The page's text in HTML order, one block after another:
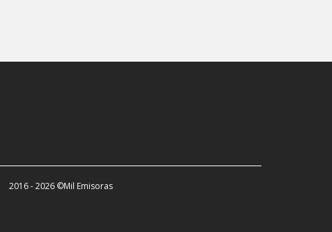
Salto
Santiago Vázquez
2016 - 2026 ©Mil Emisoras